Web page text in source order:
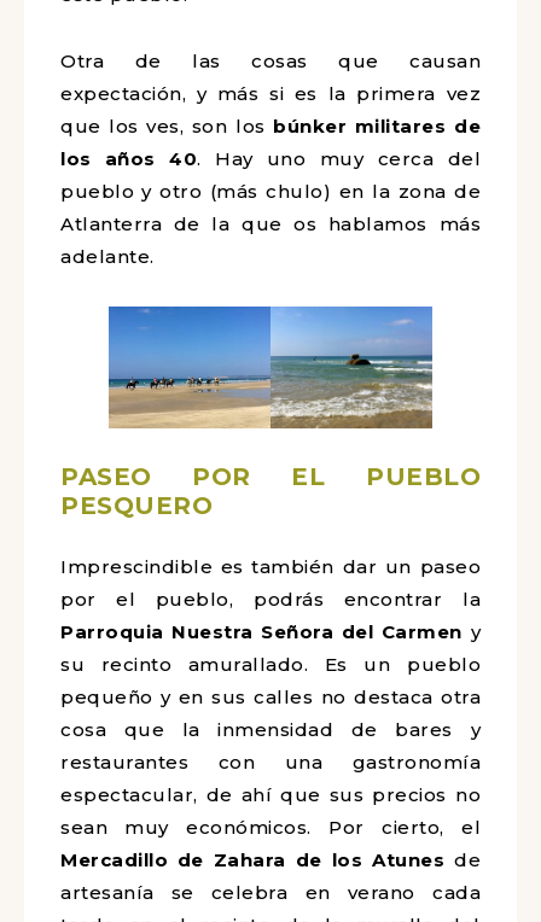
Otra de las cosas que causan
expectación, y más si es la primera vez
que los ves, son los búnker militares de
los años 40. Hay uno muy cerca del
pueblo y otro (más chulo) en la zona de
Atlanterra de la que os hablamos más
adelante.
PASEO POR EL PUEBLO
PESQUERO
Imprescindible es también dar un paseo
por el pueblo, podrás encontrar la
Parroquia Nuestra Señora del Carmen y
su recinto amurallado. Es un pueblo
pequeño y en sus calles no destaca otra
cosa que la inmensidad de bares y
restaurantes con una gastronomía
espectacular, de ahí que sus precios no
sean muy económicos. Por cierto, el
Mercadillo de Zahara de los Atunes de
artesanía se celebra en verano cada